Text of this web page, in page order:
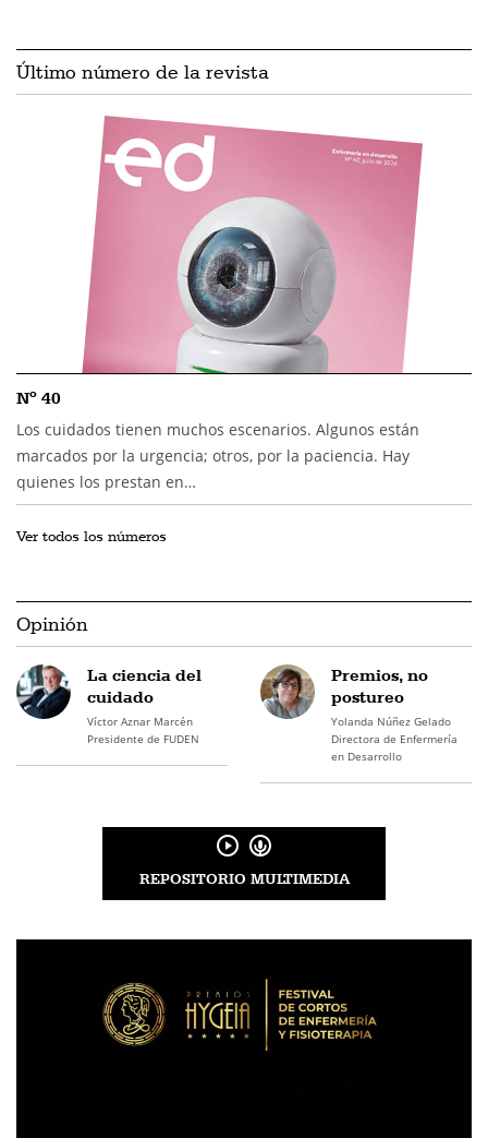
Último número de la revista
Nº 40
Los cuidados tienen muchos escenarios. Algunos están
marcados por la urgencia; otros, por la paciencia. Hay
quienes los prestan en…
Ver todos los números
Opinión
La ciencia del
cuidado
Víctor Aznar Marcén
Presidente de FUDEN
Premios, no
postureo
Yolanda Núñez Gelado
Directora de Enfermería
en Desarrollo
REPOSITORIO MULTIMEDIA